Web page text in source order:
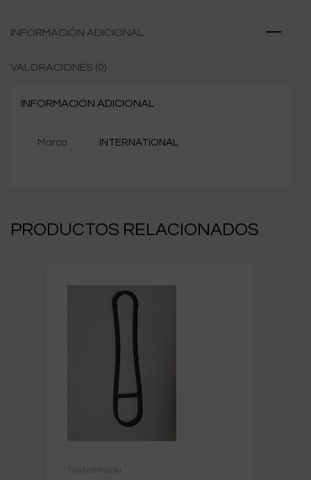
INFORMACIÓN ADICIONAL
VALORACIONES (0)
INFORMACIÓN ADICIONAL
Marca INTERNATIONAL
PRODUCTOS RELACIONADOS
TRANSMISION